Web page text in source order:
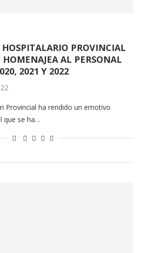
HOSPITALARIO PROVINCIAL
AL PERSONAL
2021 Y 2022
Provincial ha rendido un emotivo
que se ha…